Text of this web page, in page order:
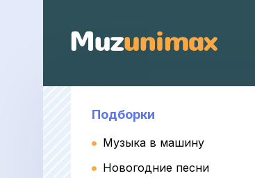
Подборки
Музыка в машину
Новогодние песни